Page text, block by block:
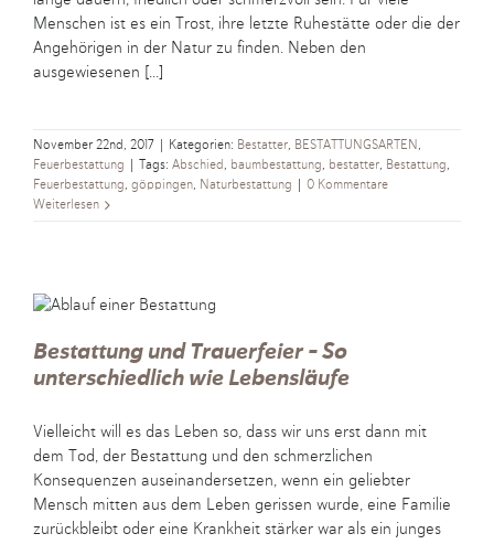
Menschen ist es ein Trost, ihre letzte Ruhestätte oder die der
Angehörigen in der Natur zu finden. Neben den
ausgewiesenen [...]
November 22nd, 2017 Kategorien: Bestatter, BESTATTUNGSARTEN,
Feuerbestattung
Tags: Abschied, baumbestattung, bestatter, Bestattung,
Feuerbestattung, göppingen, Naturbestattung
0 Kommentare
Weiterlesen
Bestattung und Trauerfeier – So
unterschiedlich wie Lebensläufe
Vielleicht will es das Leben so, dass wir uns erst dann mit
dem Tod, der Bestattung und den schmerzlichen
Konsequenzen auseinandersetzen, wenn ein geliebter
Mensch mitten aus dem Leben gerissen wurde, eine Familie
zurückbleibt oder eine Krankheit stärker war als ein junges